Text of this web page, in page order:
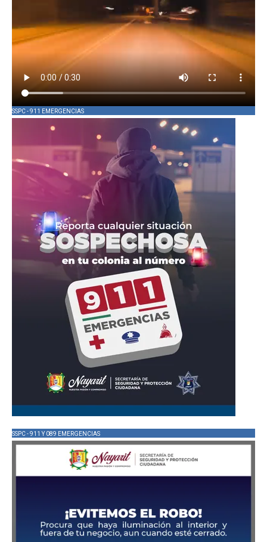
SSPC - 911 EMERGENCIAS
SSPC - 911 Y 089 EMERGENCIAS